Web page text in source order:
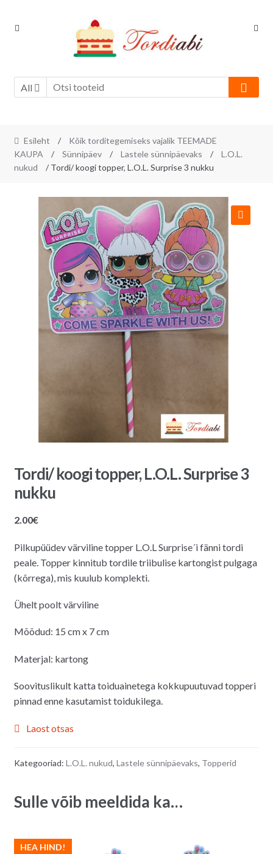
Skip
Skip
All
Esileht /
Kõik torditegemiseks vajalik TEEMADE
KAUPA
/ Sünnipäev / Lastele sünnipäevaks /
L.O.L.
nukud
/ Tordi/ koogi topper, L.O.L. Surprise 3 nukku
Tordi/ koogi topper, L.O.L. Surprise 3
nukku
2.00€
Pilkupüüdev värviline topper L.O.L Surprise´i fänni tordi
peale. Topper kinnitub tordile triibulise kartongist pulgaga
(kõrrega), mis kuulub komplekti.
Ühelt poolt värviline
Mõõdud: 15 cm x 7 cm
Materjal: kartong
Soovituslikult katta toiduainetega kokkupuutuvad topperi
pinnad enne kasutamist toidukilega.
Laost otsas
Kategooriad: L.O.L. nukud, Lastele sünnipäevaks, Topperid
Sulle võib meeldida ka…
HEA HIND!